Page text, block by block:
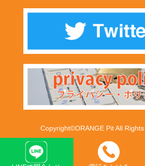
Copyright©ORANGE Pit All Rights